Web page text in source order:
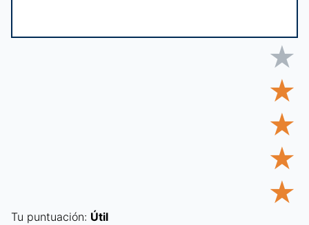
★
★
★
★
★
Tu puntuación: Útil